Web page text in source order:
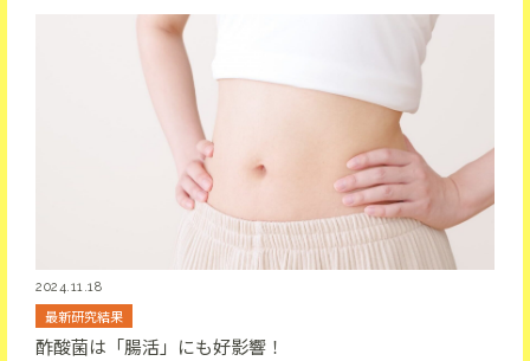
2024.11.18
最新研究結果
酢酸菌は「腸活」にも好影響！